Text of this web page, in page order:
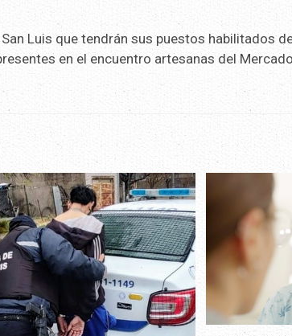
Luis que tendrán sus puestos habilitados
en el encuentro artesanas del